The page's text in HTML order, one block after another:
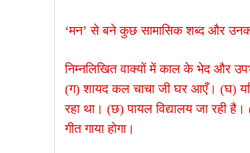
‘मन’ से बने कुछ सामासिक शब्द और
निम्नलिखित वाक्यों में काल के भेद और
(ग) शायद कल चाचा जी घर आएँ। (घ) यदि
रहा था। (छ) पायल विद्यालय जा
गीत गाया होगा।